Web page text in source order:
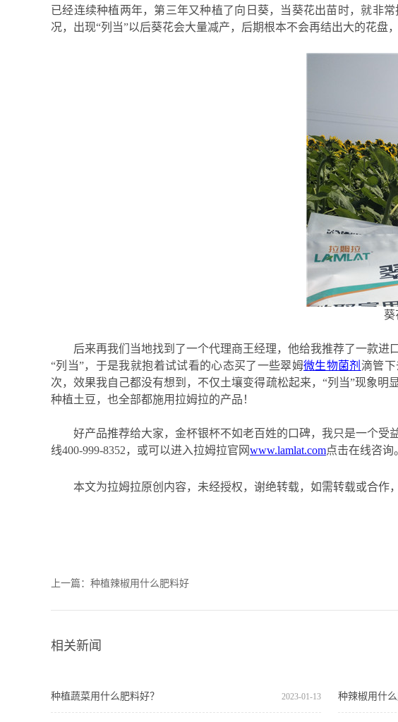
已经连续种植两年，第三年又种植了向日葵， 当葵花出苗时，就非常
况，出现“列当”以后葵花会大量减产，后期根本不会再结出大的花盘
葵
后来再我们当地找到了一个代理商王经理，他给我推荐了一款进
“列当”， 于是我就抱着试试看的心态买了一些翠姆微生物菌剂 滴管
次，效果我自己都没有想到，不仅土壤变得疏松起来，“列当”现象明
种植土豆，也全部都施用拉姆拉的产品！
好产品推荐给大家，金杯银杯不如老百姓的口碑，我只是一个受
线400-999-8352，或可以进入拉姆拉官网www.lamlat.com点击在线咨询
本文为拉姆拉原创内容，未经授权，谢绝转载，如需转载或合作
上一篇： 种植辣椒用什么肥料好
相关新闻
种植蔬菜用什么肥料好？ 2023-01-13 种辣椒用什么